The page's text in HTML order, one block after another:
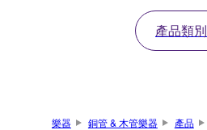
產品類別
樂器 銅管 & 木管樂器 產品